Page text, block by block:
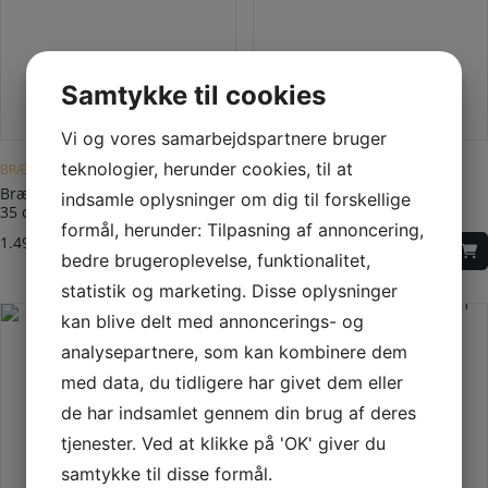
Dette vare har flere varianter. Mulighederne kan vælges på varesiden
BRÆNDEOPBEVARING
Brændereol stor Ø60 cm dybde
35 cm
1.495,00DKK
BRÆNDEOPBEVARING
Aduro Proline Brændebærer
sort
819,00DKK
Samtykke til cookies
Vi og vores samarbejdspartnere bruger
teknologier, herunder cookies, til at
indsamle oplysninger om dig til forskellige
formål, herunder: Tilpasning af annoncering,
bedre brugeroplevelse, funktionalitet,
statistik og marketing. Disse oplysninger
kan blive delt med annoncerings- og
analysepartnere, som kan kombinere dem
med data, du tidligere har givet dem eller
de har indsamlet gennem din brug af deres
tjenester. Ved at klikke på 'OK' giver du
samtykke til disse formål.